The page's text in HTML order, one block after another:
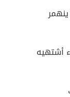
أشتهيه